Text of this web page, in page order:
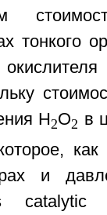
тонкого
H2O2 в
и